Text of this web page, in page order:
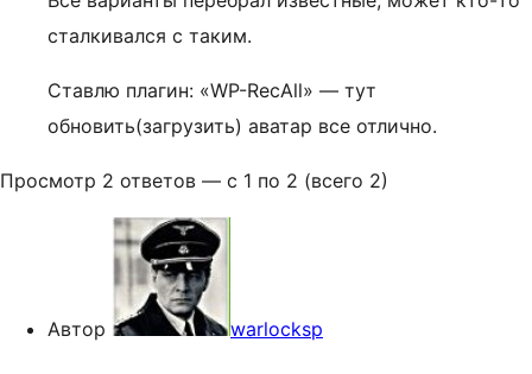
сталкивался с таким.
Ставлю плагин: «WP-RecAll» — тут
обновить(загрузить) аватар все отлично.
Просмотр 2 ответов — с 1 по 2 (всего 2)
Автор warlocksp